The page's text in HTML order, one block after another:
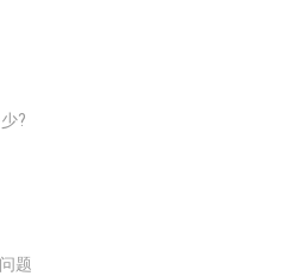
?
题